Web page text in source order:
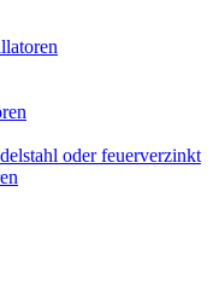
oder feuerverzinkt